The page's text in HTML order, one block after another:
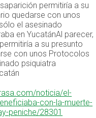
permitiría a su
quedarse con unos
el asesinado
en YucatánAl parecer,
a su presunto
con unos Protocolos
psiquiatra
noticia/el-
con-la-muerte-
peniche/28301